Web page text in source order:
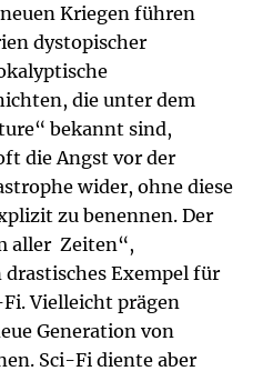
Kriegen führen
dystopischer
die unter dem
bekannt sind,
die Angst vor der
wider, ohne diese
zu benennen. Der
aller Zeiten“,
Exempel für
Vielleicht prägen
Generation von
Sci-Fi diente aber